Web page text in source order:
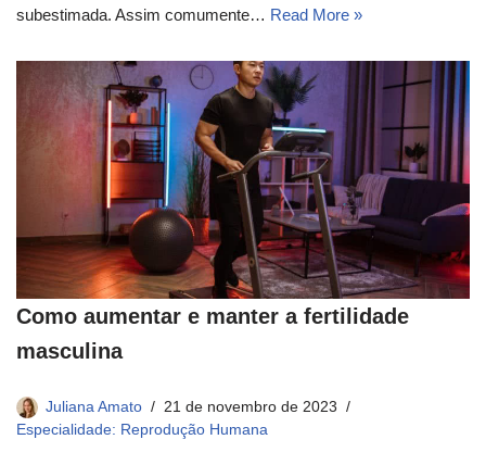
subestimada. Assim comumente… Read More »
Como aumentar e manter a fertilidade
masculina
Juliana Amato
21 de novembro de 2023
Especialidade: Reprodução Humana